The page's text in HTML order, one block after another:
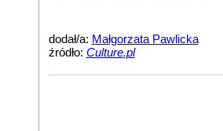
dodał/a: Małgorzata Pawlicka
źródło: Culture.pl